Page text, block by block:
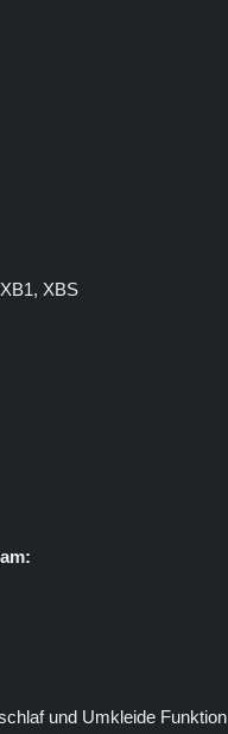
XBS
und Umkleide Funktion